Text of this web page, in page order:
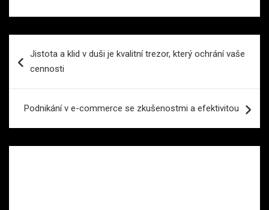
proJistota a klid v duši je kvalitní trezor, který ochrání vaše
cennosti
Podnikání v e-commerce se zkušenostmi a efektivitou